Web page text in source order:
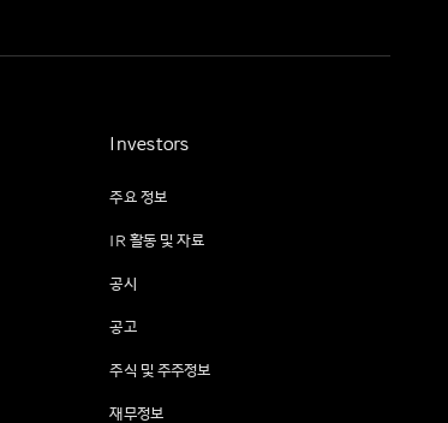
Investors
주요 정보
IR 활동 및 자료
공시
공고
주식 및 주주정보
재무정보